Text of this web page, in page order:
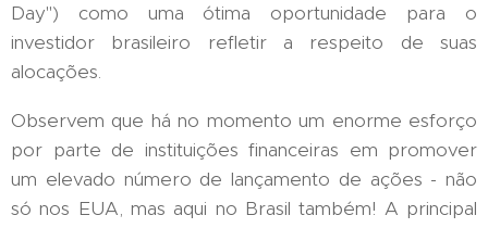
Day") como uma ótima oportunidade para o
investidor brasileiro refletir a respeito de suas
alocações.
Observem que há no momento um enorme esforço
por parte de instituições financeiras em promover
um elevado número de lançamento de ações - não
só nos EUA, mas aqui no Brasil também! A principal